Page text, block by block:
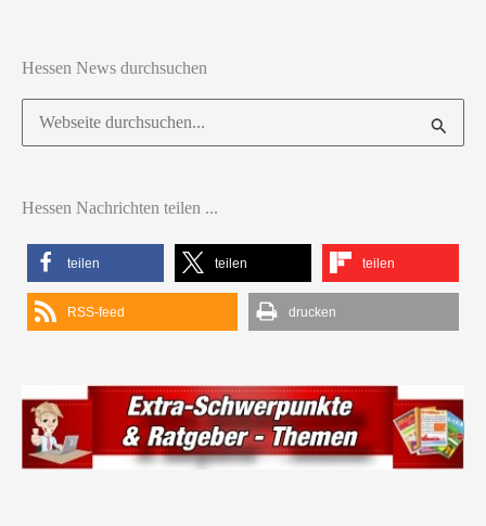
Hessen News durchsuchen
Suchen
nach:
Hessen Nachrichten teilen ...
teilen teilen teilen
RSS-feed drucken